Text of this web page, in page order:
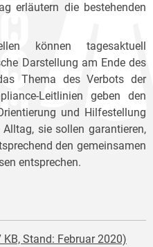
erläutern die bestehenden
können tagesaktuell
Darstellung am Ende des
Thema des Verbots der
Leitlinien geben den
und Hilfestellung
sie sollen garantieren,
den gemeinsamen
entsprechen.
Stand: Februar 2020)